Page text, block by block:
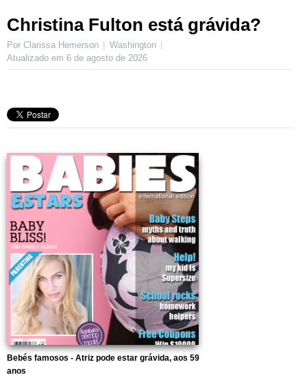
Christina Fulton está grávida?
Por Clarissa Hemerson
Washington
Atualizado em 6 de agosto de 2026
Bebés famosos - Atriz pode estar grávida, aos 59
anos